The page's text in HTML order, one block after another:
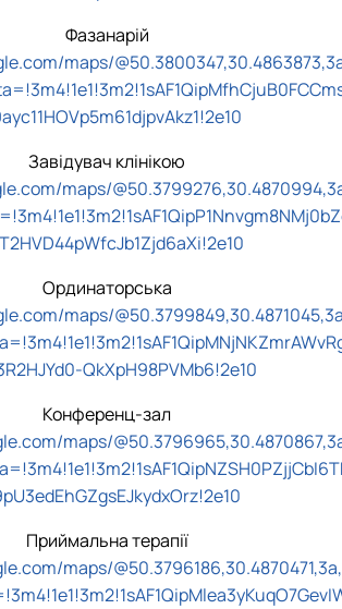
Фазанарій
maps/
Завідувач клінікою
maps/
Ординаторська
maps/
QkXpH98PVMb6!2e10
Конференц-зал
maps/
Приймальна терапії
maps/